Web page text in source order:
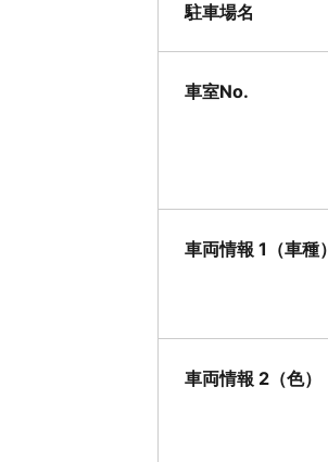
駐車場名
車室No.
車両情報 1（車種）
車両情報 2（色）